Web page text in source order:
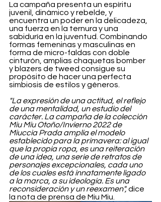
La campaña presenta un espíritu
juvenil, dinámico y rebelde, y
encuentra un poder en la delicadeza,
una fuerza en la ternura y una
sabiduría en la juventud. Combinando
formas femeninas y masculinas en
forma de micro-faldas con doble
cinturón, amplias chaquetas bomber
y blazers de tweed consigue su
propósito de hacer una perfecta
simbiosis de estilos y géneros.
"La expresión de una actitud, el reflejo
de una mentalidad, un estudio del
carácter. La campaña de la colección
Miu Miu Otoño/Invierno 2022 de
Miuccia Prada amplía el modelo
establecido para la primavera: al igual
que la propia ropa, es una reiteración
de una idea, una serie de retratos de
personajes excepcionales, cada uno
de los cuales está innatamente ligado
a la marca, a su ideología. Es una
reconsideración y un reexamen", dice
la nota de prensa de Miu Miu.